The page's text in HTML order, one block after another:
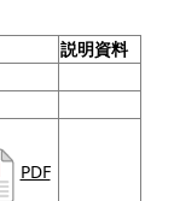
説明資料
PDF